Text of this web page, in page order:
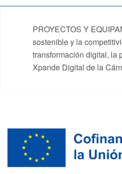
PROYECTOS Y
sostenible y la
transformación digital, la
Xpande Digital de la